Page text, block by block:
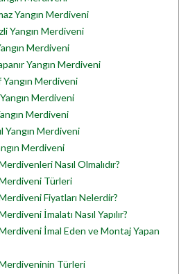
Yangın Merdiveni
Yangın Merdiveni
Merdiveni
Yangın Merdiveni
Merdiveni
Merdiveni
Merdiveni
Merdiveni
Merdiveni
Nasıl Olmalıdır?
Türleri
Fiyatları Nelerdir?
İmalatı Nasıl Yapılır?
İmal Eden ve Montaj Yapan
Türleri